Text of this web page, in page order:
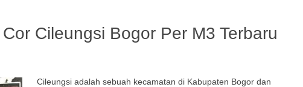
Cileungsi Bogor Per M3 Terbaru
Cileungsi adalah sebuah kecamatan di Kabupaten Bogor dan